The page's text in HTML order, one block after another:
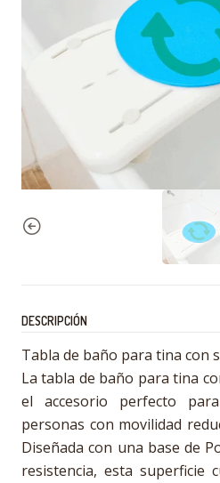
DESCRIPCIÓN
Tabla de baño para tina con
La tabla de baño para tina
el accesorio perfecto
personas con movilidad
Diseñada con una base de
resistencia, esta superficie